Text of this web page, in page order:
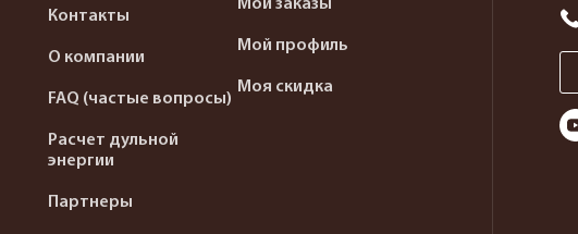
Контакты
О компании
FAQ (частые вопросы)
Расчет дульной
энергии
Партнеры
Мои заказы
Мой профиль
Моя скидка